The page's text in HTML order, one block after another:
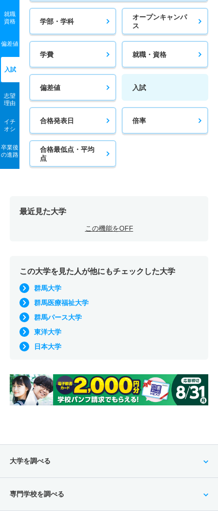
就職
資格
偏差値
入試
志望
理由
イチ
オシ
卒業後
の進路
学部・学科
オープンキャンパ
ス
学費 就職・資格
偏差値 入試
合格発表日 倍率
合格最低点・平均
点
最近見た大学
この機能をOFF
この大学を見た人が他にもチェックした大学
群馬大学
群馬医療福祉大学
群馬パース大学
東洋大学
日本大学
大学を調べる
専門学校を調べる